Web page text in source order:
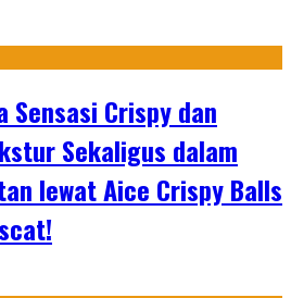
Sensasi Crispy dan
Sekaligus dalam
lewat Aice Crispy Balls